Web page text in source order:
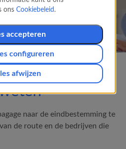
naar de eindbestemming te
de route en de bedrijven die
onsCookiebeleid .
accepteren
afwijzen
configureren